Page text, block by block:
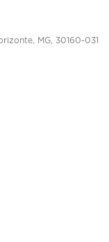
MG, 30160-031